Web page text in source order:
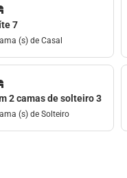
7
(s) de Casal
2 camas de solteiro 3
(s) de Solteiro